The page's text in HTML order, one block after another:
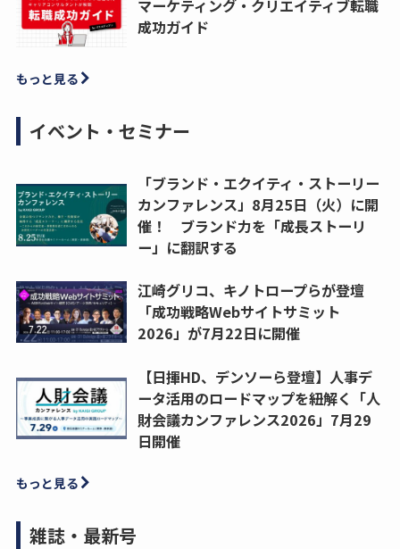
マーケティング・クリエイティブ転職
成功ガイド
もっと見る
イベント・セミナー
「ブランド・エクイティ・ストーリー
カンファレンス」8月25日（火）に開
催！ ブランド力を「成長ストーリ
ー」に翻訳する
江崎グリコ、キノトロープらが登壇
「成功戦略Webサイトサミット
2026」が7月22日に開催
【日揮HD、デンソーら登壇】人事デ
ータ活用のロードマップを紐解く「人
財会議カンファレンス2026」7月29
日開催
もっと見る
雑誌・最新号